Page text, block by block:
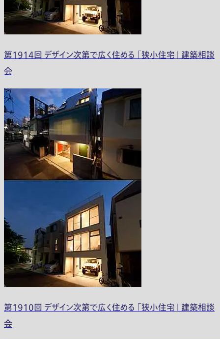
第1914回 デザイン次第で広く住める 「狭小住宅」 建築相談
会
第1910回 デザイン次第で広く住める 「狭小住宅」 建築相談
会